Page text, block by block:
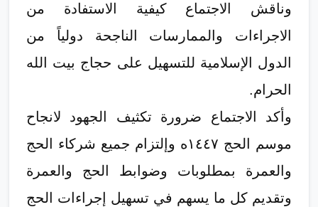
وناقش الاجتماع كيفية الاستفادة من
الاجراءات والممارسات الناجحة دولياً من
الدول الإسلامية للتسهيل على حجاج بيت الله
الحرام.
وأكد الاجتماع ضرورة تكثيف الجهود لانجاح
موسم الحج ١٤٤٧ه وإلتزام جميع شركاء الحج
والعمرة بمطلوبات وضوابط الحج والعمرة
وتقديم كل ما يسهم في تسهيل إجراءات الحج